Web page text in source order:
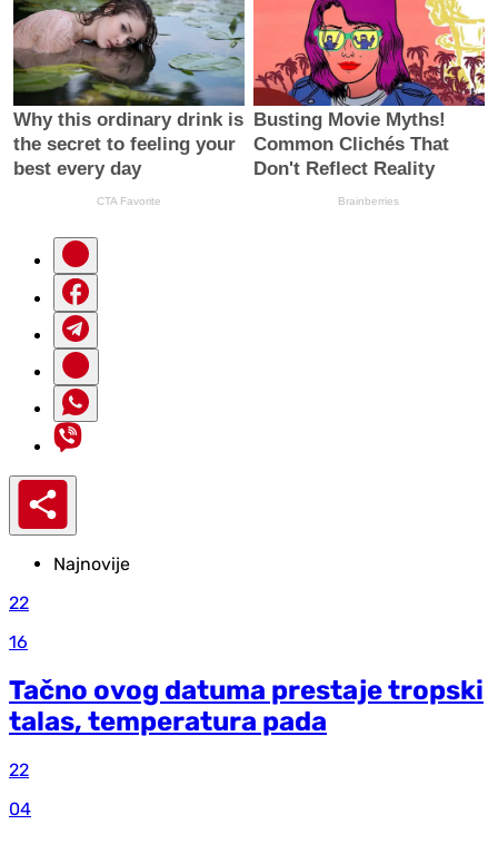
Najnovije
22
16
Tačno ovog datuma prestaje tropski
talas, temperatura pada
22
04